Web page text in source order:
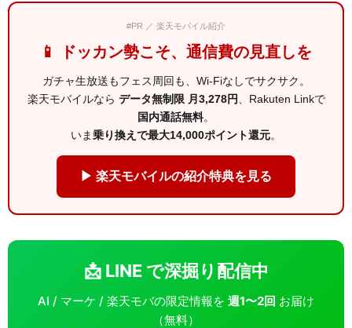
#PR ／ 楽天モバイル紹介
📱 ドッカン勢こそ、通信費の見直しを
ガチャ生放送もフェス周回も、Wi-Fiなしでサクサク。
楽天モバイルなら データ無制限 月3,278円 、Rakuten Linkで
国内通話無料。
いま乗り換えで最大14,000ポイント還元。
▶ 楽天モバイルの紹介特典を見る
📩 LINE で深掘り配信中
AI / マーケ / 楽天モバの限定情報を 週1〜2回 お届け
（無料）